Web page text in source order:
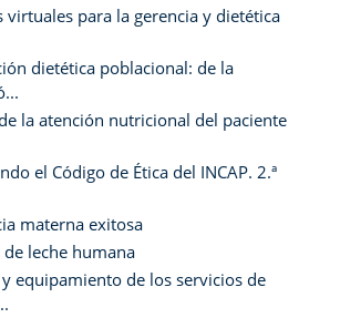
virtuales para la gerencia y dietética
dietética poblacional: de la
la atención nutricional del paciente
el Código de Ética del INCAP. 2.ª
materna exitosa
de leche humana
equipamiento de los servicios de